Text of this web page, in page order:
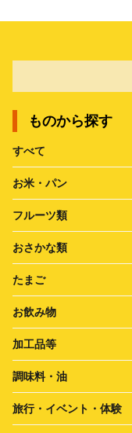
ものから探す
すべて
お米・パン
フルーツ類
おさかな類
たまご
お飲み物
加工品等
調味料・油
旅行・イベント・体験